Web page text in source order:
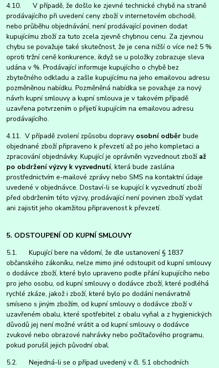
4.10. V případě, že došlo ke zjevné technické chybě na straně
prodávajícího při uvedení ceny zboží v internetovém obchodě,
nebo průběhu objednávání, není prodávající povinen dodat
kupujícímu zboží za tuto zcela zjevně chybnou cenu. Za zjevnou
chybu se považuje také skutečnost, že je cena nižší o více než 5 %
oproti tržní ceně konkurence, ikdyž se u položky zobrazuje sleva
udána v %. Prodávající informuje kupujícího o chybě bez
zbytečného odkladu a zašle kupujícímu na jeho emailovou adresu
pozměněnou nabídku. Pozměněná nabídka se považuje za nový
návrh kupní smlouvy a kupní smlouva je v takovém případě
uzavřena potvrzením o přijetí kupujícím na emailovou adresu
prodávajícího.
4.11. V případě zvolení způsobu dopravy osobní odběr bude
objednané zboží připraveno k převzetí až po jeho kompletaci a
zpracování objednávky. Kupující je oprávněn vyzvednout zboží až
po obdržení výzvy k vyzvednutí, která bude zaslána
prostřednictvím e-mailové zprávy nebo SMS na kontaktní údaje
uvedené v objednávce. Dostaví-li se kupující k vyzvednutí zboží
před obdržením této výzvy, prodávající není povinen zboží vydat
ani zajistit jeho okamžitou připravenost k převzetí.
5. ODSTOUPENÍ OD KUPNÍ SMLOUVY
5.1. Kupující bere na vědomí, že dle ustanovení § 1837
občanského zákoníku, nelze mimo jiné odstoupit od kupní smlouvy
o dodávce zboží, které bylo upraveno podle přání kupujícího nebo
pro jeho osobu, od kupní smlouvy o dodávce zboží, které podléhá
rychlé zkáze, jakož i zboží, které bylo po dodání nenávratně
smíseno s jiným zbožím, od kupní smlouvy o dodávce zboží v
uzavřeném obalu, které spotřebitel z obalu vyňal a z hygienických
důvodů jej není možné vrátit a od kupní smlouvy o dodávce
zvukové nebo obrazové nahrávky nebo počítačového programu,
pokud porušil jejich původní obal.
5.2. Nejedná-li se o případ uvedený v čl. 5.1 obchodních